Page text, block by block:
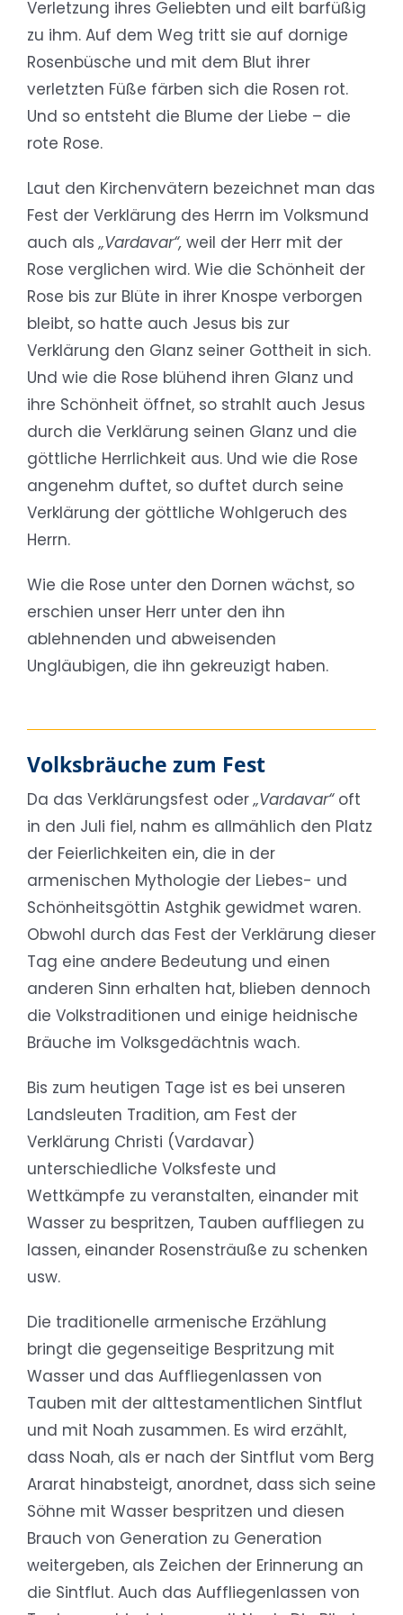
Verletzung ihres Geliebten und eilt barfüßig
zu ihm. Auf dem Weg tritt sie auf dornige
Rosenbüsche und mit dem Blut ihrer
verletzten Füße färben sich die Rosen rot.
Und so entsteht die Blume der Liebe – die
rote Rose.
Laut den Kirchenvätern bezeichnet man das
Fest der Verklärung des Herrn im Volksmund
auch als„Vardavar“,weil der Herr mit der
Rose verglichen wird. Wie die Schönheit der
Rose bis zur Blüte in ihrer Knospe verborgen
bleibt, so hatte auch Jesus bis zur
Verklärung den Glanz seiner Gottheit in sich.
Und wie die Rose blühend ihren Glanz und
ihre Schönheit öffnet, so strahlt auch Jesus
durch die Verklärung seinen Glanz und die
göttliche Herrlichkeit aus. Und wie die Rose
angenehm duftet, so duftet durch seine
Verklärung der göttliche Wohlgeruch des
Herrn.
Wie die Rose unter den Dornen wächst, so
erschien unser Herr unter den ihn
ablehnenden und abweisenden
Ungläubigen, die ihn gekreuzigt haben.
Volksbräuche zum Fest
Da das Verklärungsfest oder„Vardavar“oft
in den Juli fiel, nahm es allmählich den Platz
der Feierlichkeiten ein, die in der
armenischen Mythologie der Liebes- und
Schönheitsgöttin Astghik gewidmet waren.
Obwohl durch das Fest der Verklärung dieser
Tag eine andere Bedeutung und einen
anderen Sinn erhalten hat, blieben dennoch
die Volkstraditionen und einige heidnische
Bräuche im Volksgedächtnis wach.
Bis zum heutigen Tage ist es bei unseren
Landsleuten Tradition, am Fest der
Verklärung Christi (Vardavar)
unterschiedliche Volksfeste und
Wettkämpfe zu veranstalten, einander mit
Wasser zu bespritzen, Tauben auffliegen zu
lassen, einander Rosensträuße zu schenken
usw.
Die traditionelle armenische Erzählung
bringt die gegenseitige Bespritzung mit
Wasser und das Auffliegenlassen von
Tauben mit der alttestamentlichen Sintflut
und mit Noah zusammen. Es wird erzählt,
dass Noah, als er nach der Sintflut vom Berg
Ararat hinabsteigt, anordnet, dass sich seine
Söhne mit Wasser bespritzen und diesen
Brauch von Generation zu Generation
weitergeben, als Zeichen der Erinnerung an
die Sintflut. Auch das Auffliegenlassen von